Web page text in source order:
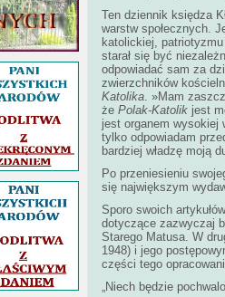
Ten dziennik księdza
warstw społecznych.
katolickiej,
starał się być
odpowiadać sam za
zwierzchników
Katolika. »Mam
że Polak-Katolik jest
jest organem wysokiej
tylko odpowiadam
bardziej władzę moją
Po przeniesieniu
się największym
Sporo swoich
dotyczące zazwyczaj
Starego Matusa. W
1948) i jego
części tego
„Niech będzie